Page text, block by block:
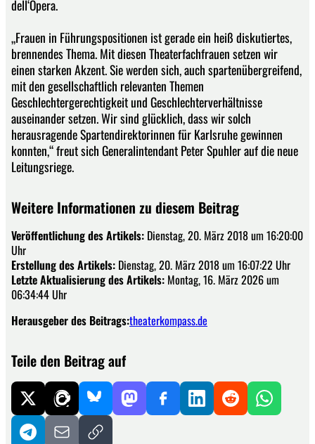
dell‘Opera.
„Frauen in Führungspositionen ist gerade ein heiß diskutiertes,
brennendes Thema. Mit diesen Theaterfachfrauen setzen wir
einen starken Akzent. Sie werden sich, auch spartenübergreifend,
mit den gesellschaftlich relevanten Themen
Geschlechtergerechtigkeit und Geschlechterverhältnisse
auseinander setzen. Wir sind glücklich, dass wir solch
herausragende Spartendirektorinnen für Karlsruhe gewinnen
konnten,“ freut sich Generalintendant Peter Spuhler auf die neue
Leitungsriege.
Weitere Informationen zu diesem Beitrag
Veröffentlichung des Artikels: Dienstag, 20. März 2018 um 16:20:00
Uhr
Erstellung des Artikels: Dienstag, 20. März 2018 um 16:07:22 Uhr
Letzte Aktualisierung des Artikels: Montag, 16. März 2026 um
06:34:44 Uhr
Herausgeber des Beitrags:theaterkompass.de
Teile den Beitrag auf